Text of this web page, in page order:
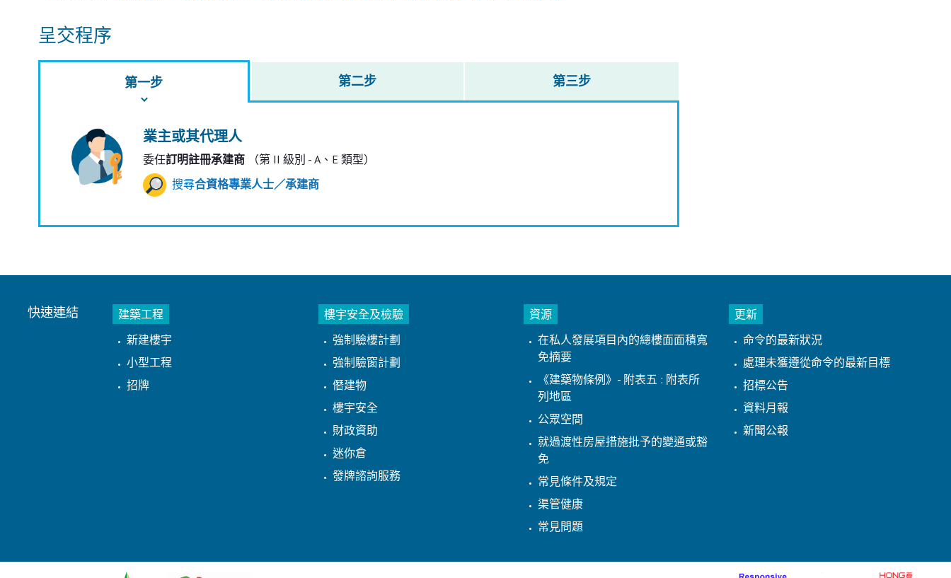
呈交程序
第一步 第二步 第三步
業主或其代理人
委任訂明註冊承建商（第 II 級別 - A、E 類型）
搜尋合資格專業人士／承建商
快速連結
建築工程
新建樓宇
小型工程
招牌
樓宇安全及檢驗
強制驗樓計劃
強制驗窗計劃
僭建物
樓宇安全
財政資助
迷你倉
發牌諮詢服務
資源
在私人發展項目內的總樓面面積寬
免摘要
《建築物條例》- 附表五 : 附表所
列地區
公眾空間
就過渡性房屋措施批予的變通或豁
免
常見條件及規定
渠管健康
常見問題
更新
命令的最新狀況
處理未獲遵從命令的最新目標
招標公告
資料月報
新聞公報